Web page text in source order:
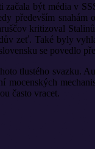
být média v
především
kritizoval
zeť. Také byly
se povedlo
tlustého svazku.
často vracet.